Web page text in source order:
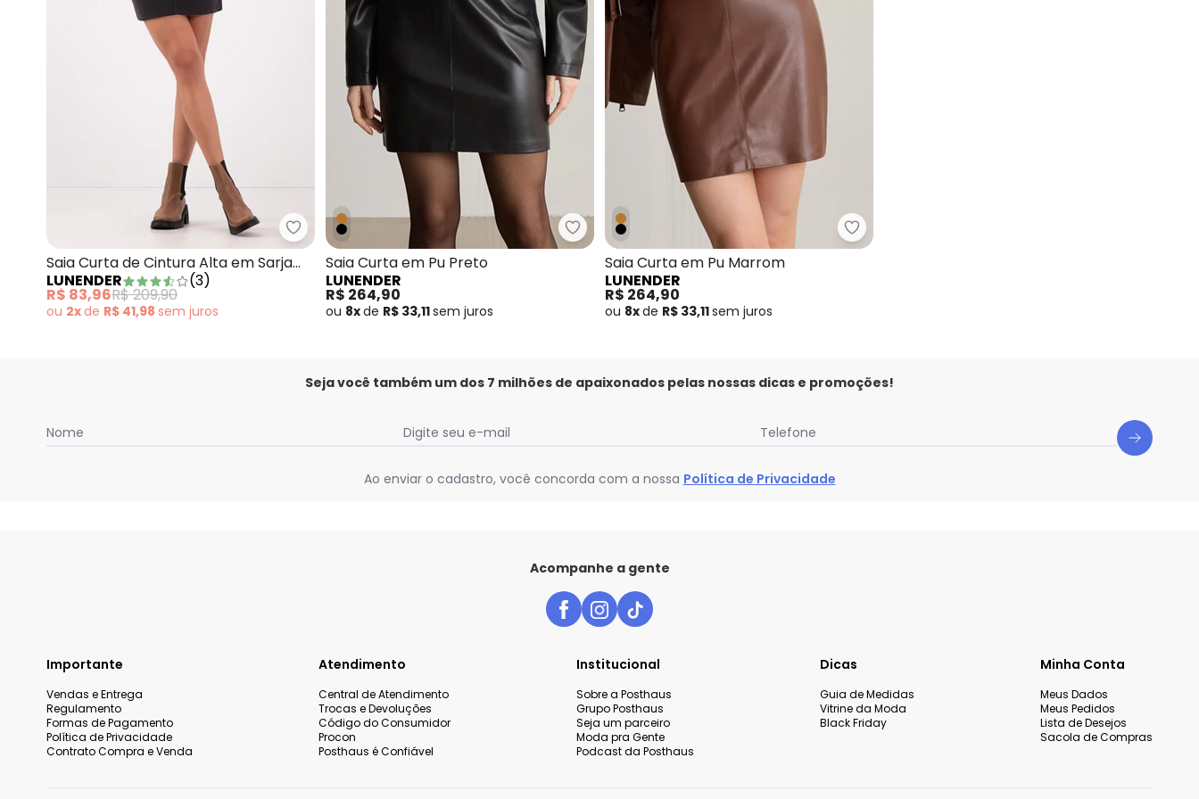
Lunender - Saia Curta de Cintura Alta em Sarja Cotelê Preto
Saia Curta de Cintura Alta em Sarja
Cotelê Preto
LUNENDER (3)
R$ 83,96R$ 209,90
ou 2xde R$ 41,98 sem juros
Lunender - Saia Curta em Pu Preto
Saia Curta em Pu Preto
LUNENDER
R$ 264,90
ou 8xde R$ 33,11sem juros
Lunender - Saia Curta em Pu Marrom
Saia Curta em Pu Marrom
LUNENDER
R$ 264,90
ou 8xde R$ 33,11sem juros
Seja você também um dos 7 milhões de apaixonados pelas nossas dicas e promoções!
Nome Digite seu e-mail Telefone
Ao enviar o cadastro, você concorda com a nossa Política de Privacidade
Acompanhe a gente
Importante
Vendas e Entrega
Regulamento
Formas de Pagamento
Política de Privacidade
Contrato Compra e Venda
Atendimento
Central de Atendimento
Trocas e Devoluções
Código do Consumidor
Procon
Posthaus é Confiável
Institucional
Sobre a Posthaus
Grupo Posthaus
Seja um parceiro
Moda pra Gente
Podcast da Posthaus
Dicas
Guia de Medidas
Vitrine da Moda
Black Friday
Minha Conta
Meus Dados
Meus Pedidos
Lista de Desejos
Sacola de Compras